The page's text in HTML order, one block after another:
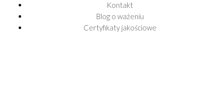
Kontakt
Blog o ważeniu
Certyfikaty jakościowe